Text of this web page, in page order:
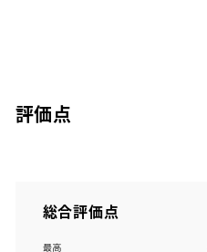
評価点
総合評価点